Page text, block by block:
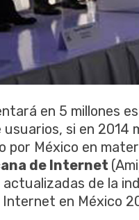
en 5 millones
si en 2014
México en
de Internet
de la
en México